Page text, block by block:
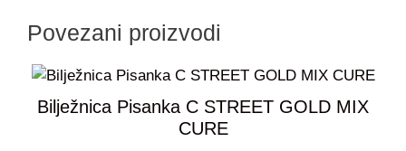
Povezani proizvodi
Bilježnica Pisanka C STREET GOLD MIX
CURE